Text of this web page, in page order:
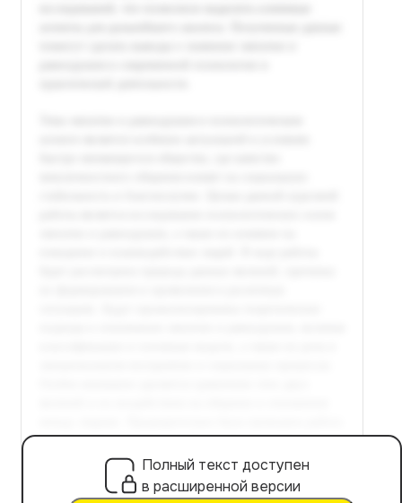
Полный текст доступен
в расширенной версии